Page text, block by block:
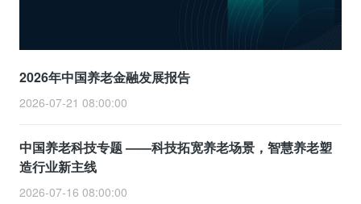
2026年中国养老金融发展报告
2026-07-21 08:00:00
中国养老科技专题 ——科技拓宽养老场景，智慧养老塑
造行业新主线
2026-07-16 08:00:00